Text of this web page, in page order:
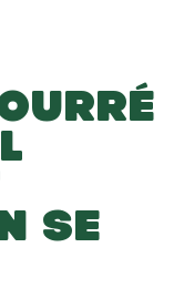
SE